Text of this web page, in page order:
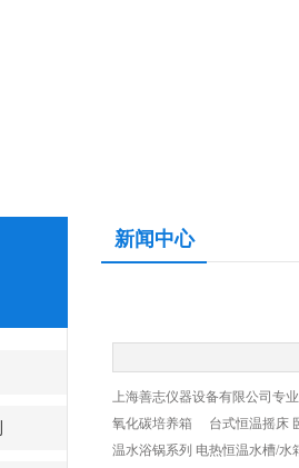
新闻中心
上海善志仪器设备有限公司专
氧化碳培养箱 台式恒温摇床
温水浴锅系列 电热恒温水槽/水